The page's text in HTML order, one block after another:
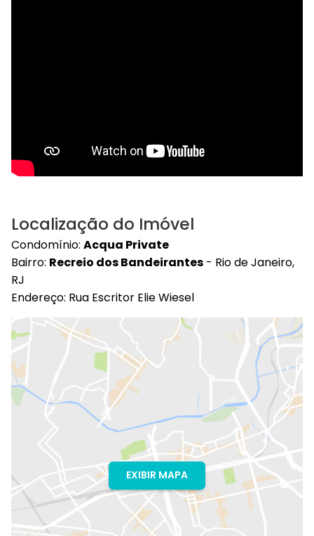
Localização do Imóvel
Condomínio: Acqua Private
Bairro: Recreio dos Bandeirantes - Rio de Janeiro,
RJ
Endereço: Rua Escritor Elie Wiesel
EXIBIR MAPA